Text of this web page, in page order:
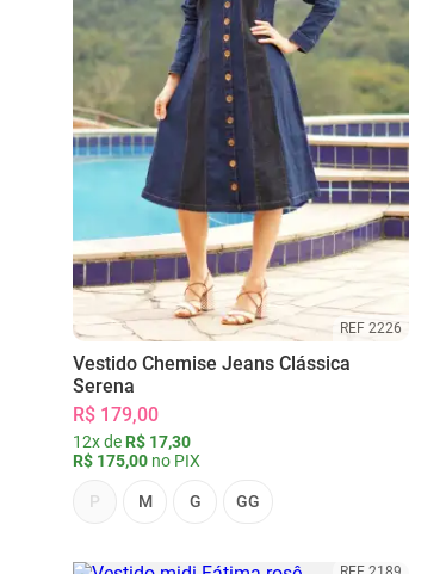
REF 2226
Vestido Chemise Jeans Clássica
Serena
R$ 179,00
12x de R$ 17,30
R$ 175,00 no PIX
P M G GG